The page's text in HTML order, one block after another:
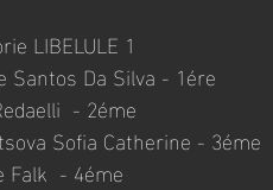
LIBELULE 1
Santos Da Silva - 1ére
- 2éme
Sofia Catherine - 3éme
Falk  - 4éme